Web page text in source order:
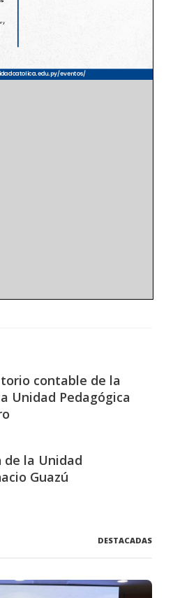
contable de la
Unidad Pedagógica
de la Unidad
Guazú
DESTACADAS